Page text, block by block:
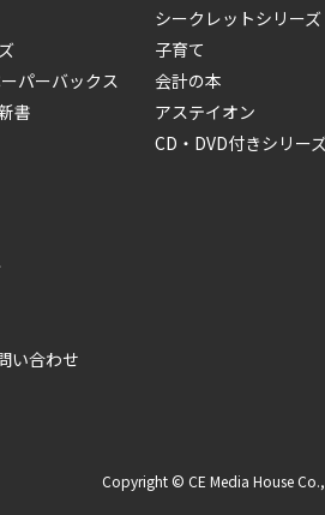
パーバックス
書
シークレットシリーズ
子育て
会計の本
アステイオン
CD・DVD付きシリー
い合わせ
Copyright © CE Media House